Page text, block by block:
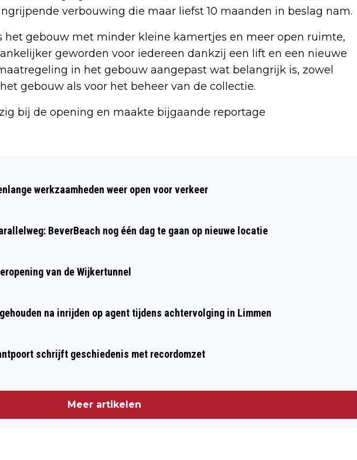
verbouwing die maar liefst 10 maanden in beslag nam.
het gebouw met minder kleine kamertjes en meer open ruimte,
geworden voor iedereen dankzij een lift en een nieuwe
in het gebouw aangepast wat belangrijk is, zowel
gebouw als voor het beheer van de collectie.
bij de opening en maakte bijgaande reportage
IS TERUG!
HAVEN AAN DE ZUIDERKADE IN
werkzaamheden weer open voor verkeer
BeverBeach nog één dag te gaan op nieuwe locatie
van de Wijkertunnel
na inrijden op agent tijdens achtervolging in Limmen
schrijft geschiedenis met recordomzet
Meer artikelen